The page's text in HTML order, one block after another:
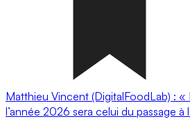
Matthieu Vincent (DigitalFoodLab) :
l’année 2026 sera celui du passage à